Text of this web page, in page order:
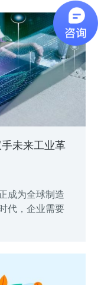
未来工业革
成为全球制造
代，企业需要